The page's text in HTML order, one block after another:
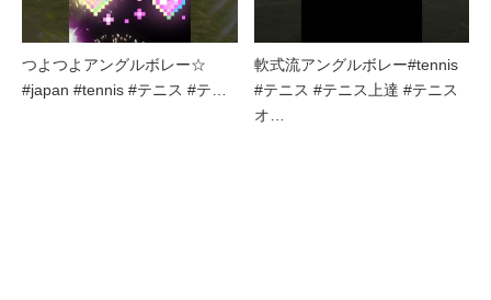
つよつよアングルボレー☆
#japan #tennis #テニス #テ…
軟式流アングルボレー#tennis
#テニス #テニス上達 #テニス
オ…